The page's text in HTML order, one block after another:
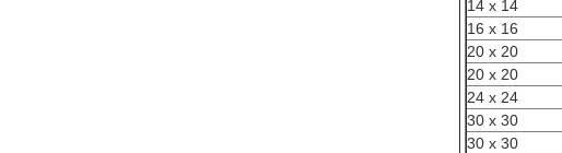
14 x 14
16 x 16
20 x 20
20 x 20
24 x 24
30 x 30
30 x 30